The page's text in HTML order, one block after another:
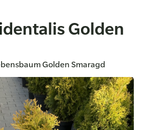
Golden
Golden Smaragd